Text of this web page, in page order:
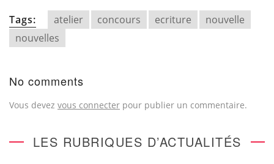
Tags: atelier concours ecriture
nouvelle
nouvelles
No comments
Vous devez vous connecter pour publier un commentaire.
LES RUBRIQUES D’ACTUALITÉS